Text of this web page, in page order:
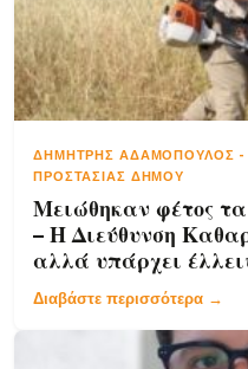
ΔΗΜΉΤΡΗΣ ΑΔΑΜΌΠΟΥΛΟΣ
ΠΡΟΣΤΑΣΊΑΣ ΔΉΜΟΥ
Μειώθηκαν φέτος
– Η Διεύθυνση
αλλά υπάρχει
Διαβάστε περισσότερα →